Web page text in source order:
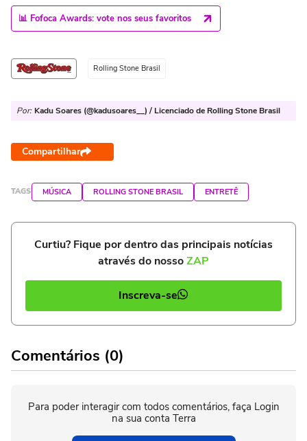
📊 Fofoca Awards: vote nos seus favoritos
Rolling Stone Brasil
Por: Kadu Soares (@kadusoares__) / Licenciado de Rolling Stone Brasil
Compartilhar
TAGS MÚSICA ROLLING STONE BRASIL ENTRETÊ
Curtiu? Fique por dentro das principais notícias
através do nossoZAP
Inscreva-se
Comentários (0)
Para poder interagir com todos comentários, faça Login
na sua conta Terra